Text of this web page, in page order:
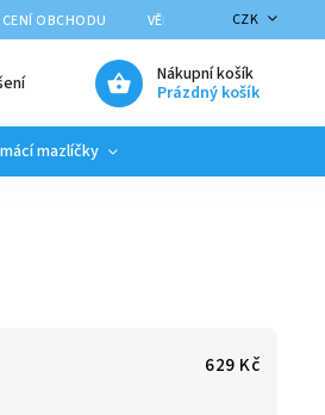
OBCHODU VĚRNOSTNÍ PROGRAM
CZK
Nákupní košík
Prázdný košík
mazlíčky
629 Kč